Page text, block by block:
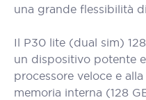
una grande flessibilità
Il P30 lite (dual sim)
un dispositivo potente
processore veloce e
memoria interna (128